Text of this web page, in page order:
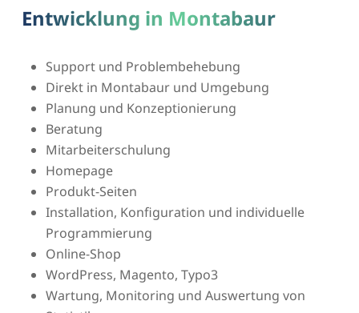
Entwicklung in Montabaur
Support und Problembehebung
Direkt in Montabaur und Umgebung
Planung und Konzeptionierung
Beratung
Mitarbeiterschulung
Homepage
Produkt-Seiten
Installation, Konfiguration und individuelle
Programmierung
Online-Shop
WordPress, Magento, Typo3
Wartung, Monitoring und Auswertung von